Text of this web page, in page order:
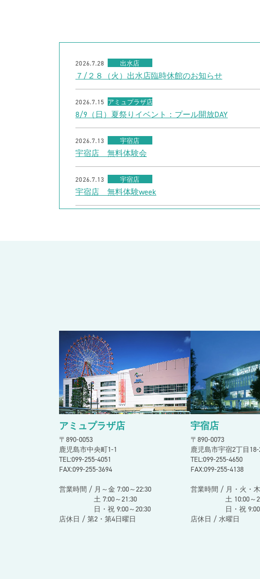
2026.7.28 出水店
７/２８（火）出水店臨時休館のお知らせ
2026.7.15 アミュプラザ店
8/9（日）夏祭りイベント：プール開放DAY
2026.7.13 宇宿店
宇宿店 無料体験会
2026.7.13 宇宿店
宇宿店 無料体験week
2026.7.2
【一般の方向け】下腹ぺたんこ体験レッスン
2026.6.18 宇宿店
夏休み短期教室
2026.6.15 アミュプラザ店
夏の１日スイミング短期教室
アミュプラザ店
〒890-0053
鹿児島市中央町1-1
TEL:099-255-4051
FAX:099-255-3694
営業時間 / 月～金 7:00～22:30
土 7:00～21:30
日・祝 9:00～20:30
店休日 / 第2・第4日曜日
宇宿店
〒890-0073
鹿児島市宇宿2丁目18-
TEL:099-255-4650
FAX:099-255-4138
営業時間 / 月・火・
土 10:00～
日・祝 9:00～
店休日 / 水曜日